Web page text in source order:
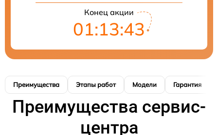
Конец акции
01:13:42
Преимущества Этапы работ Модели Гарантия
Преимущества сервис-
центра